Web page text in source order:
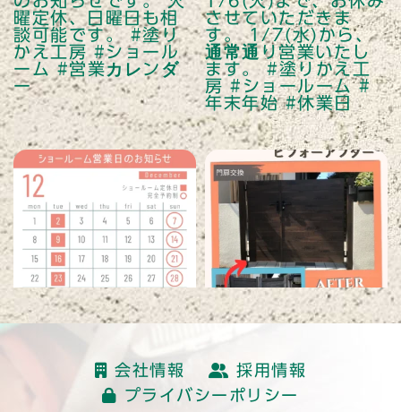
読み込む
会社情報
採用情報
プライバシーポリシー